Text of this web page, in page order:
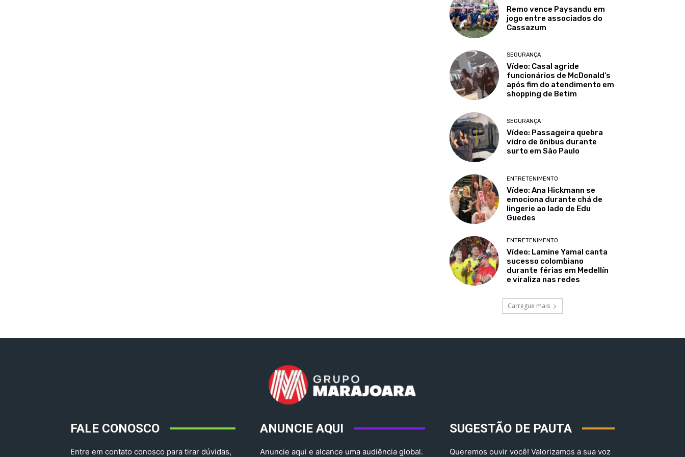
Remo vence Paysandu em
jogo entre associados do
Cassazum
SEGURANÇA
Vídeo: Casal agride
funcionários de McDonald’s
após fim do atendimento em
shopping de Betim
SEGURANÇA
Vídeo: Passageira quebra
vidro de ônibus durante
surto em São Paulo
ENTRETENIMENTO
Vídeo: Ana Hickmann se
emociona durante chá de
lingerie ao lado de Edu
Guedes
ENTRETENIMENTO
Vídeo: Lamine Yamal canta
sucesso colombiano
durante férias em Medellín
e viraliza nas redes
Carregue mais
FALE CONOSCO
Entre em contato conosco para tirar dúvidas,
ANUNCIE AQUI
Anuncie aqui e alcance uma audiência global.
SUGESTÃO DE PAUTA
Queremos ouvir você! Valorizamos a sua voz